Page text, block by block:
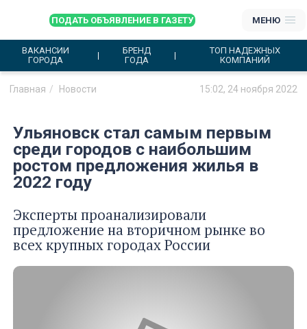
ПОДАТЬ ОБЪЯВЛЕНИЕ В ГАЗЕТУ МЕНЮ
ВАКАНСИИ
ГОРОДА
БРЕНД
ГОДА
ТОП НАДЕЖНЫХ
КОМПАНИЙ
Главная Новости 15:02, 24 ноября 2022
Ульяновск стал самым первым
среди городов с наибольшим
ростом предложения жилья в
2022 году
Эксперты проанализировали
предложение на вторичном рынке во
всех крупных городах России